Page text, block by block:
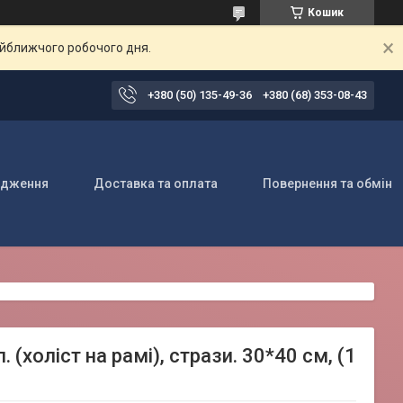
Кошик
робочого дня.
+380 (50) 135-49-36 +380 (68) 353-08-43
Доставка та оплата Повернення та обмін
на рамі), стрази. 30*40 см, (1